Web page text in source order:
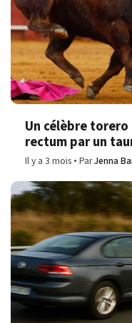
Un célèbre
rectum par un
Il y a 3 mois ParJenna